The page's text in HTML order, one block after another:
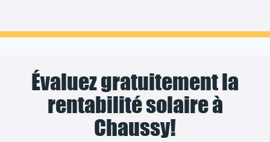
Évaluez gratuitement la
rentabilité solaire à
Chaussy!